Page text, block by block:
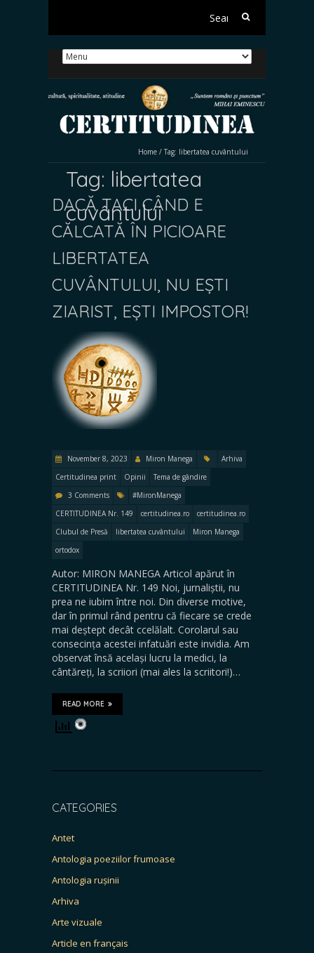
Search
Home / Tag: libertatea cuvântului
Tag: libertatea
cuvântului
DACĂ TACI CÂND E
CĂLCATĂ ÎN PICIOARE
LIBERTATEA
CUVÂNTULUI, NU EȘTI
ZIARIST, EȘTI IMPOSTOR!
November 8, 2023 Miron Manega
Arhiva
Certitudinea print
Opinii
Tema de gândire
3 Comments
#MironManega
CERTITUDINEA Nr. 149
certitudinea.ro
certitudinea.ro
Clubul de Presă
libertatea cuvântului
Miron Manega
ortodox
Autor: MIRON MANEGA Articol apărut în
CERTITUDINEA Nr. 149 Noi, jurnaliștii, nu
prea ne iubim între noi. Din diverse motive,
dar în primul rând pentru că fiecare se crede
mai deștept decât ccelălalt. Corolarul sau
consecința acestei infatuări este invidia. Am
observat însă același lucru la medici, la
cântăreți, la scriiori (mai ales la scriitori!)…
READ MORE
CATEGORIES
Antet
Antologia poeziilor frumoase
Antologia rușinii
Arhiva
Arte vizuale
Article en français